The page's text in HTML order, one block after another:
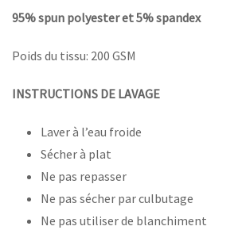
95% spun polyester et 5% spandex
Poids du tissu: 200 GSM
INSTRUCTIONS DE LAVAGE
Laver à l’eau froide
Sécher à plat
Ne pas repasser
Ne pas sécher par culbutage
Ne pas utiliser de blanchiment